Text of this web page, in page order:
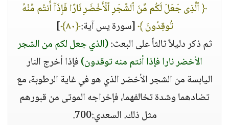
﴿ ٱلَّذِى جَعَلَ لَكُم مِّنَ ٱلشَّجَرِ ٱلْأَخْضَرِ نَارًا فَإِذَآ أَنتُم مِّنْهُ
تُوقِدُونَ ﴾[سورة يس آية:﴿٨٠﴾
]
ثم ذكر دليلاً ثالثاً على البعث:(الذي جعل لكم من الشجر
الأخضر نارا فإذا أنتم منه توقدون)فإذا أخرج النار
اليابسة من الشجر الأخضر الذي هو في غاية الرطوبة، مع
تضادهما وشدة تخالفهما، فإخراجه الموتى من قبورهم
مثل ذلك. السعدي:700.